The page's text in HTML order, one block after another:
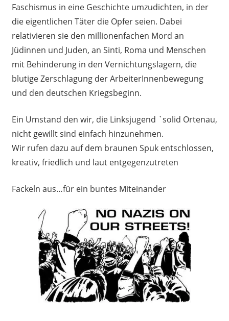
Faschismus in eine Geschichte umzudichten, in der
die eigentlichen Täter die Opfer seien. Dabei
relativieren sie den millionenfachen Mord an
Jüdinnen und Juden, an Sinti, Roma und Menschen
mit Behinderung in den Vernichtungslagern, die
blutige Zerschlagung der ArbeiterInnenbewegung
und den deutschen Kriegsbeginn.
Ein Umstand den wir, die Linksjugend `solid Ortenau,
nicht gewillt sind einfach hinzunehmen.
Wir rufen dazu auf dem braunen Spuk entschlossen,
kreativ, friedlich und laut entgegenzutreten
Fackeln aus…für ein buntes Miteinander